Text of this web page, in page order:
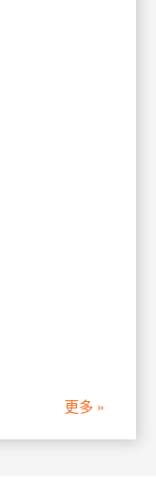
更多 »